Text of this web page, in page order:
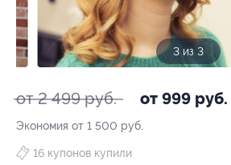
3 из 3
от 2 499 руб. от 999 руб.
Экономия от 1 500 руб.
16 купонов купили